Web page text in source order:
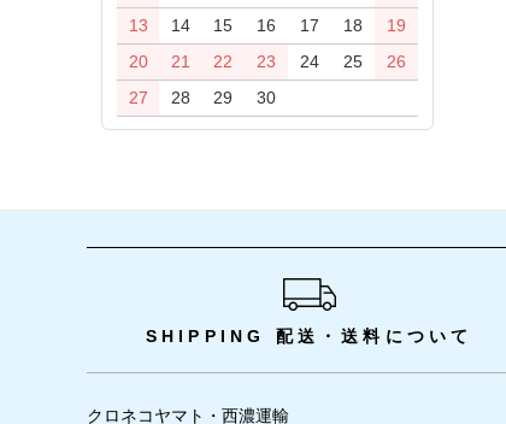
13
14 15 16 17 18
19
20
21 22 23 24 25
26
27
28 29 30
SHIPPING 配送・送料について
クロネコヤマト・西濃運輸